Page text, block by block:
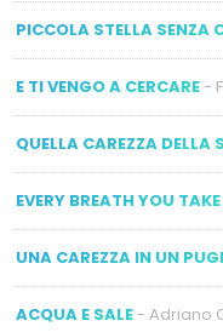
PICCOLA STELLA SENZA
E TI VENGO A CERCARE-
QUELLA CAREZZA DELLA
EVERY BREATH YOU TAKE
UNA CAREZZA IN UN
ACQUA E SALE- Adriano